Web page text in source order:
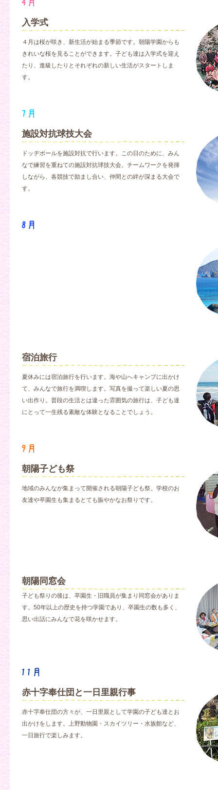
入学式
４月は桜が咲き、新生活が始まる季節です。朝陽学園からも
きれいな桜を見ることができます。子ども達は入学式を迎え
たり、進級したりとそれぞれの新しい生活がスタートしま
す。
施設対抗球技大会
ドッヂボールを施設対抗で行います。この日のために、みん
なで練習を重ねての施設対抗球技大会。チームワークを発揮
しながら、各競技で励まし合い、仲間との絆が深まる大会で
す。
宿泊旅行
夏休みには宿泊旅行を行います。海や山へキャンプに出かけ
て、みんなで旅行を満喫します。写真を撮って楽しい夏の思
い出作り。普段の生活とは違った雰囲気の旅行は、子ども達
にとって一生残る素敵な体験となることでしょう。
朝陽子ども祭
地域のみんなが集まって開催される朝陽子ども祭。学校のお
友達や卒園生も集まるとても賑やかなお祭りです。
朝陽同窓会
子ども祭りの後は、卒園生・旧職員が集まり同窓会がありま
す。50年以上の歴史を持つ学園であり、卒園生の数も多く、
思い出話にみんなで花を咲かせます。
赤十字奉仕団と一日里親行事
赤十字奉仕団の方々が、一日里親として学園の子ども達とお
出かけをします。上野動物園・スカイツリー・水族館など、
一日旅行で楽しみます。